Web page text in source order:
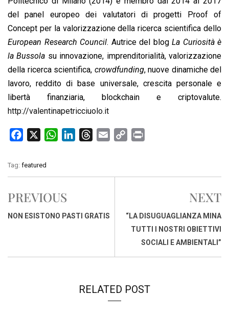
del panel europeo dei valutatori di progetti Proof of
Concept per la valorizzazione della ricerca scientifica dello
European Research Council. Autrice del blog La Curiosità è
la Bussola su innovazione, imprenditorialità, valorizzazione
della ricerca scientifica, crowdfunding, nuove dinamiche del
lavoro, reddito di base universale, crescita personale e
libertà finanziaria, blockchain e criptovalute.
http://valentinapetricciuolo.it
c
e
o
o
W
t
A
p
k
I
e
s
i
y
n
n
Tag: featured
PREVIOUS
NON ESISTONO PASTI GRATIS
NEXT
“LA DISUGUAGLIANZA MINA
TUTTI I NOSTRI OBIETTIVI
SOCIALI E AMBIENTALI”
RELATED POST